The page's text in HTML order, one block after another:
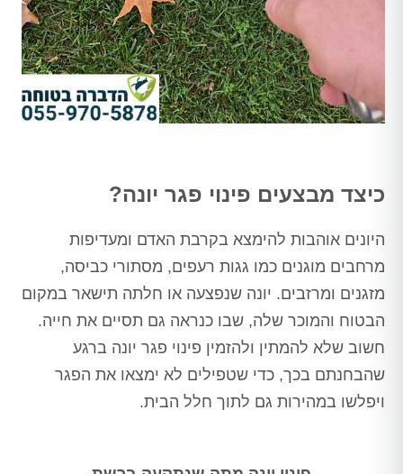
כיצד מבצעים פינוי פגר יונה?
היונים אוהבות להימצא בקרבת האדם ומעדיפות
מרחבים מוגנים כמו גגות רעפים, מסתורי כביסה,
מזגנים ומרזבים. יונה שנפצעה או חלתה תישאר במקום
הבטוח והמוכר שלה, שבו כנראה גם תסיים את חייה.
חשוב שלא להמתין ולהזמין פינוי פגר יונה ברגע
שהבחנתם בכך, כדי שטפילים לא ימצאו את הפגר
ויפלשו במהירות גם לתוך חלל הבית.